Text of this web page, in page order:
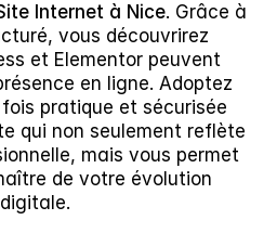
Internet à Nice. Grâce à
vous découvrirez
et Elementor peuvent
en ligne. Adoptez
pratique et sécurisée
qui non seulement reflète
mais vous permet
de votre évolution
digitale.